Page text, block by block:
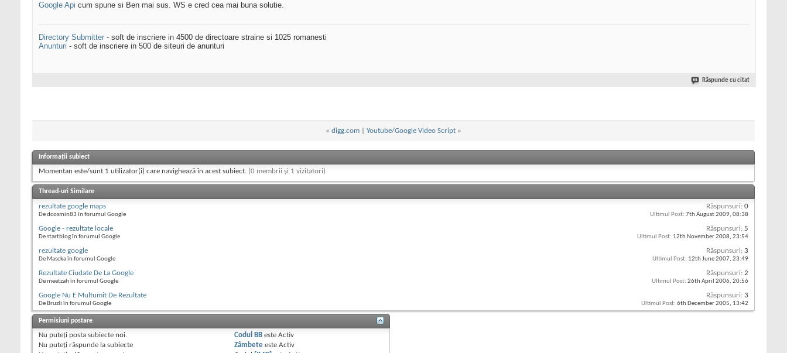
Google Api cum spune si Ben mai sus. WS e cred cea mai buna solutie.
Directory Submitter - soft de inscriere in 4500 de directoare straine si 1025 romanesti
Anunturi - soft de inscriere in 500 de siteuri de anunturi
Răspunde cu citat
« digg.com Youtube/Google Video Script »
Informații subiect
Momentan este/sunt 1 utilizator(i) care navighează în acest subiect. (0 membrii și 1 vizitatori)
Thread-uri Similare
rezultate google maps
De dcosmin83 în forumul Google
Răspunsuri: 0
Ultimul Post: 7th August 2009, 08:38
Google - rezultate locale
De startblog în forumul Google
Răspunsuri: 5
Ultimul Post: 12th November 2008, 23:54
rezultate google
De Mascka în forumul Google
Răspunsuri: 3
Ultimul Post: 12th June 2007, 23:49
Rezultate Ciudate De La Google
De meetzah în forumul Google
Răspunsuri: 2
Ultimul Post: 26th April 2006, 20:56
Google Nu E Multumit De Rezultate
De Bruzli în forumul Google
Răspunsuri: 3
Ultimul Post: 6th December 2005, 13:42
Permisiuni postare
Nu puteţi posta subiecte noi.
Nu puteţi răspunde la subiecte
Codul BB esteActiv
Zâmbete esteActiv